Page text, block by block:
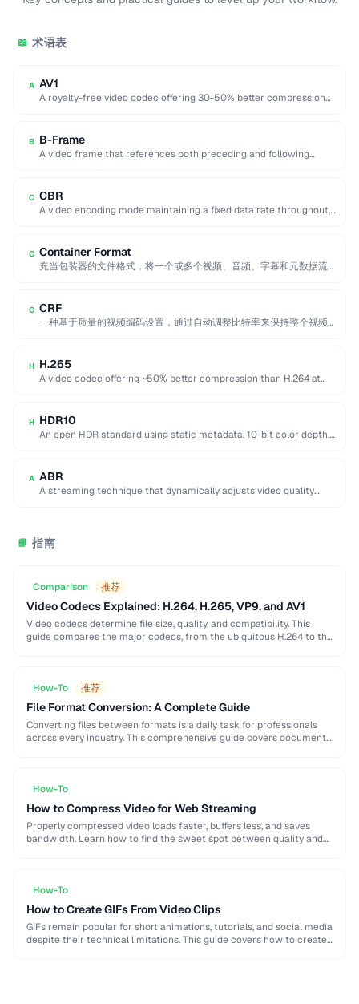
📖 术语表
A AV1
A royalty-free video codec offering 30-50% better compression
B B-Frame
A video frame that references both preceding and following
C CBR
A video encoding mode maintaining a fixed data rate throughout,
C Container Format
充当包装器的文件格式，将一个或多个视频、音频、字幕和元数据流
C CRF
一种基于质量的视频编码设置，通过自动调整比特率来保持整个视频
H H.265
A video codec offering ~50% better compression than H.264 at
H HDR10
An open HDR standard using static metadata, 10-bit color depth,
A ABR
A streaming technique that dynamically adjusts video quality
📘 指南
Comparison 推荐
Video Codecs Explained: H.264, H.265, VP9, and AV1
Video codecs determine file size, quality, and compatibility. This
guide compares the major codecs, from the ubiquitous H.264 to the
How-To 推荐
File Format Conversion: A Complete Guide
Converting files between formats is a daily task for professionals
across every industry. This comprehensive guide covers document,
How-To
How to Compress Video for Web Streaming
Properly compressed video loads faster, buffers less, and saves
bandwidth. Learn how to find the sweet spot between quality and
How-To
How to Create GIFs From Video Clips
GIFs remain popular for short animations, tutorials, and social media
despite their technical limitations. This guide covers how to create